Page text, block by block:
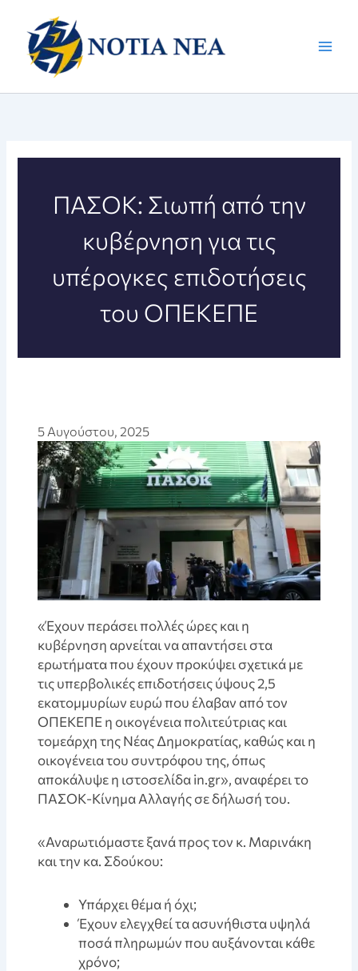
περιεχόμενο
ΠΑΣΟΚ: Σιωπή από την
κυβέρνηση για τις
υπέρογκες επιδοτήσεις
του ΟΠΕΚΕΠΕ
5 Αυγούστου, 2025
«Έχουν περάσει πολλές ώρες και η
κυβέρνηση αρνείται να απαντήσει στα
ερωτήματα που έχουν προκύψει σχετικά με
τις υπερβολικές επιδοτήσεις ύψους 2,5
εκατομμυρίων ευρώ που έλαβαν από τον
ΟΠΕΚΕΠΕ η οικογένεια πολιτεύτριας και
τομεάρχη της Νέας Δημοκρατίας, καθώς και η
οικογένεια του συντρόφου της, όπως
αποκάλυψε η ιστοσελίδα in.gr», αναφέρει το
ΠΑΣΟΚ-Κίνημα Αλλαγής σε δήλωσή του.
«Αναρωτιόμαστε ξανά προς τον κ. Μαρινάκη
και την κα. Σδούκου:
Υπάρχει θέμα ή όχι;
Έχουν ελεγχθεί τα ασυνήθιστα υψηλά
ποσά πληρωμών που αυξάνονται κάθε
χρόνο;